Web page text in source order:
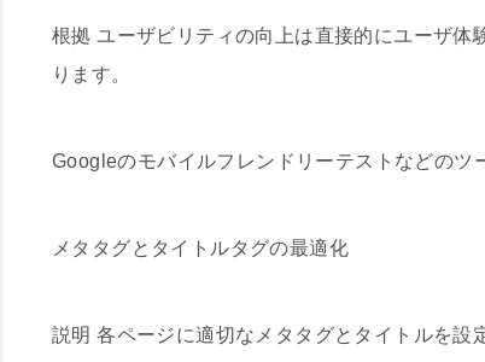
根拠 ユーザビリティの向上は直接的にユーザ
ります。
Googleのモバイルフレンドリーテストなどのツ
メタタグとタイトルタグの最適化
説明 各ページに適切なメタタグとタイトルを